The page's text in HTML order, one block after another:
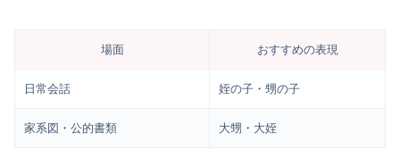
場面 おすすめの表現
日常会話 姪の子・甥の子
家系図・公的書類 大甥・大姪